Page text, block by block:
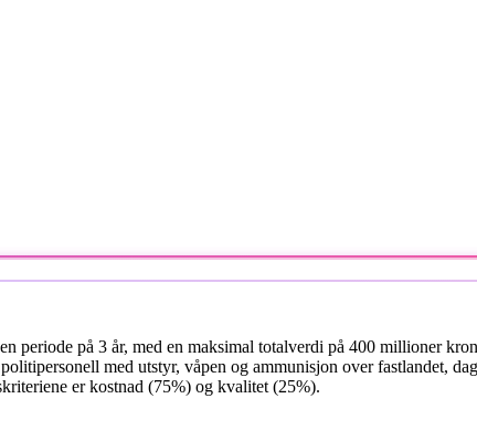
periode på 3 år, med en maksimal totalverdi på 400 millioner
med utstyr, våpen og ammunisjon over fastlandet,
er kostnad (75%) og kvalitet (25%).